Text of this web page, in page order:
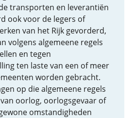
transporten en leverantiën
ook voor de legers of
van het Rijk gevorderd,
volgens algemeene regels
en tegen
ten laste van een of meer
worden gebracht.
op die algemeene regels
oorlog, oorlogsgevaar of
omstandigheden